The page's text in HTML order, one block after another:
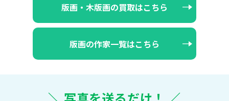
版画・木版画の買取はこちら
版画の作家一覧はこちら